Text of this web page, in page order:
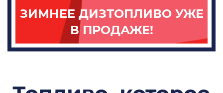
ЗИМНЕЕ ДИЗТОПЛИВО УЖЕ
В ПРОДАЖЕ!